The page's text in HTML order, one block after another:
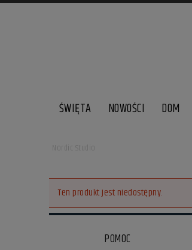
ŚWIĘTA NOWOŚCI DOM
Ten produkt jest niedostępny.
POMOC